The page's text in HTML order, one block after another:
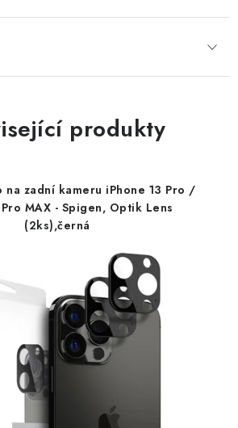
produkty
na zadní kameru iPhone 13 Pro /
MAX - Spigen, Optik Lens
(2ks),černá